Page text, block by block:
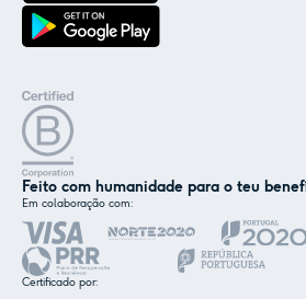
Feito com humanidade para o teu
Em colaboração com:
Certificado por:
Nós e os nossos parceiros
tecnologias semelhantes,
mencionado na